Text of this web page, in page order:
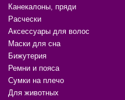
Канекалоны, пряди
Расчески
Аксессуары для волос
Маски для сна
Бижутерия
Ремни и пояса
Сумки на плечо
Для животных